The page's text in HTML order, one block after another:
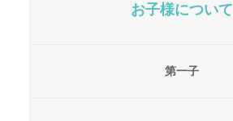
お子様について
第一子